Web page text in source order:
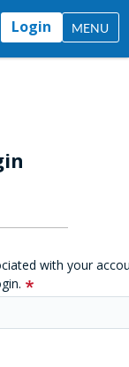
Login MENU
with your